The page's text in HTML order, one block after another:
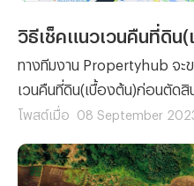
ทางทีมงาน Propertyhub จะ
เวนคืนที่ดิน(เบื้องต้น)ก่อนตัด
ป้องกันปัญหาการเวนคืนที่ดิน ที่
โพสต์เมื่อ 08 September